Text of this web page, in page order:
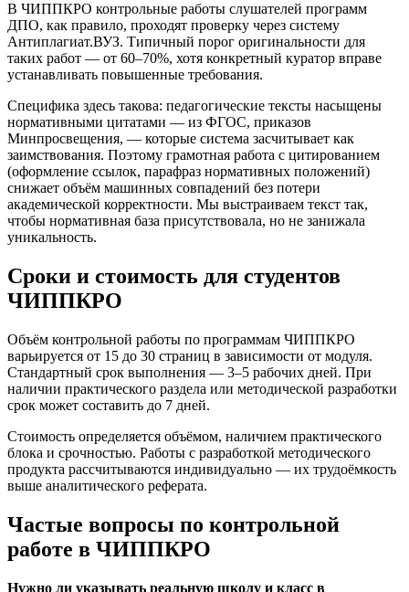
В ЧИППКРО контрольные работы слушателей программ
ДПО, как правило, проходят проверку через систему
Антиплагиат.ВУЗ. Типичный порог оригинальности для
таких работ — от 60–70%, хотя конкретный куратор вправе
устанавливать повышенные требования.
Специфика здесь такова: педагогические тексты насыщены
нормативными цитатами — из ФГОС, приказов
Минпросвещения, — которые система засчитывает как
заимствования. Поэтому грамотная работа с цитированием
(оформление ссылок, парафраз нормативных положений)
снижает объём машинных совпадений без потери
академической корректности. Мы выстраиваем текст так,
чтобы нормативная база присутствовала, но не занижала
уникальность.
Сроки и стоимость для студентов
ЧИППКРО
Объём контрольной работы по программам ЧИППКРО
варьируется от 15 до 30 страниц в зависимости от модуля.
Стандартный срок выполнения — 3–5 рабочих дней. При
наличии практического раздела или методической разработки
срок может составить до 7 дней.
Стоимость определяется объёмом, наличием практического
блока и срочностью. Работы с разработкой методического
продукта рассчитываются индивидуально — их трудоёмкость
выше аналитического реферата.
Частые вопросы по контрольной
работе в ЧИППКРО
Нужно ли указывать реальную школу и класс в